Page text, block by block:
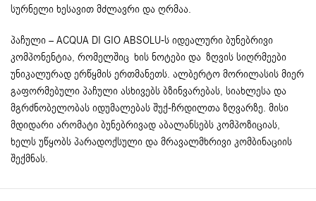
სურნელი ხესავით მძლავრი და ღრმაა.
პაჩული – ACQUA DI GIO ABSOLU-ს იდეალური ბუნებრივი
კომპონენტია, რომელშიც ხის ნოტები და ზღვის სიღრმეები
უნიკალურად ერწყმის ერთმანეთს. ალბერტო მორილასის მიერ
გაფორმებული პაჩული ასხივებს ბზინვარებას, სიახლესა და
მგრძნობელობას იდუმალებას შუქ-ჩრდილთა ზღვარზე. მისი
მდიდარი არომატი ბუნებრივად აბალანსებს კომპოზიციას,
ხელს უწყობს პარადოქსული და მრავალმხრივი კომბინაციის
შექმნას.